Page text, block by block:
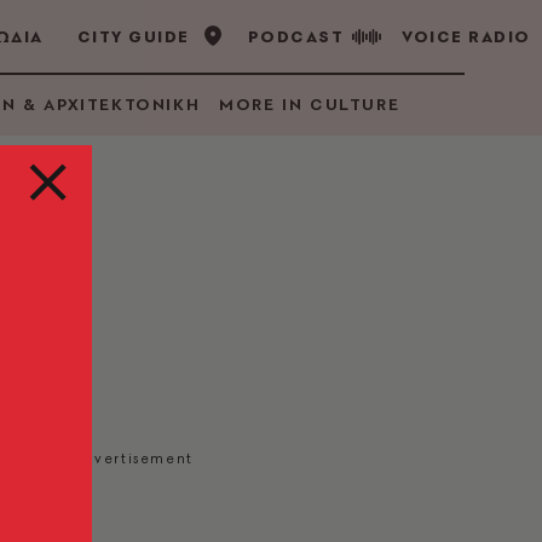
CITY GUIDE PODCAST VOICE RADIO
& ΑΡΧΙΤΕΚΤΟΝΙΚΗ MORE IN CULTURE